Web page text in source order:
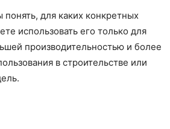
для каких конкретных
использовать его только для
производительностью и более
в строительстве или